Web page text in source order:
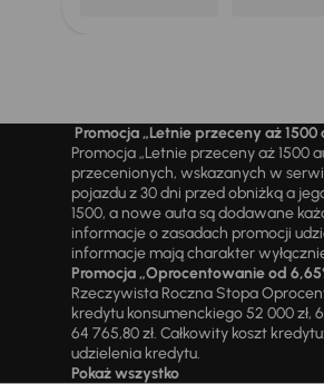
Promocja „Letnie przeceny aż 1500
Promocja „Letnie przeceny aż
przecenionych, wskazanych w
pojazdu z 30 dni przed obniżką a
1500, a nowe auta są dodawane
informacje o zasadach promocji
informacje mają charakter
Promocja „Oprocentowanie od
Rzeczywista Roczna Stopa
kredytu konsumenckiego 52 000 zł,
64 765,80 zł. Całkowity koszt
udzielenia kredytu.
Pokaż wszystko